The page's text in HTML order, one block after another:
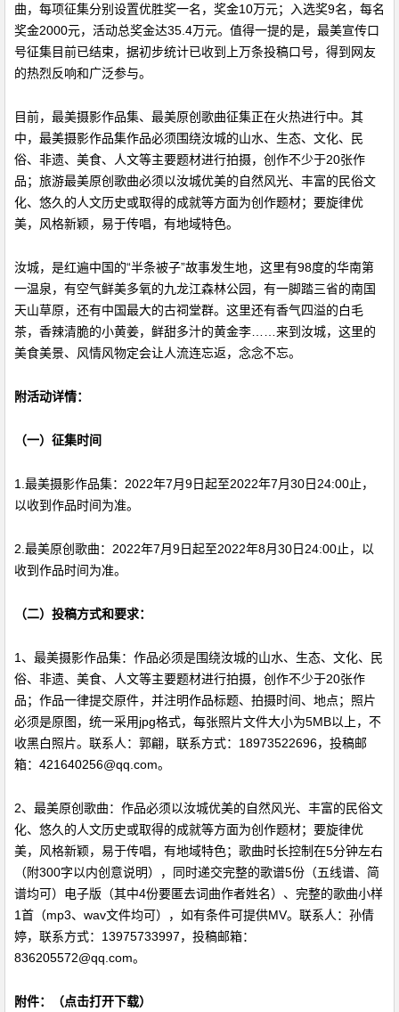
曲，每项征集分别设置优胜奖一名，奖金10万元；入选奖9名，每名
奖金2000元，活动总奖金达35.4万元。值得一提的是，最美宣传口
号征集目前已结束，据初步统计已收到上万条投稿口号，得到网友
的热烈反响和广泛参与。
目前，最美摄影作品集、最美原创歌曲征集正在火热进行中。其
中，最美摄影作品集作品必须围绕汝城的山水、生态、文化、民
俗、非遗、美食、人文等主要题材进行拍摄，创作不少于20张作
品；旅游最美原创歌曲必须以汝城优美的自然风光、丰富的民俗文
化、悠久的人文历史或取得的成就等方面为创作题材；要旋律优
美，风格新颖，易于传唱，有地域特色。
汝城，是红遍中国的“半条被子”故事发生地，这里有98度的华南第
一温泉，有空气鲜美多氧的九龙江森林公园，有一脚踏三省的南国
天山草原，还有中国最大的古祠堂群。这里还有香气四溢的白毛
茶，香辣清脆的小黄姜，鲜甜多汁的黄金李……来到汝城，这里的
美食美景、风情风物定会让人流连忘返，念念不忘。
附活动详情：
（一）征集时间
1.最美摄影作品集：2022年7月9日起至2022年7月30日24:00止，
以收到作品时间为准。
2.最美原创歌曲： 2022年7月9日起至2022年8月30日24:00止，以
收到作品时间为准。
（二）投稿方式和要求：
1、最美摄影作品集：作品必须是围绕汝城的山水、生态、文化、民
俗、非遗、美食、人文等主要题材进行拍摄，创作不少于20张作
品；作品一律提交原件，并注明作品标题、拍摄时间、地点；照片
必须是原图，统一采用jpg格式，每张照片文件大小为5MB以上，不
收黑白照片。联系人：郭翩，联系方式：18973522696，投稿邮
箱：421640256@qq.com。
2、最美原创歌曲：作品必须以汝城优美的自然风光、丰富的民俗文
化、悠久的人文历史或取得的成就等方面为创作题材；要旋律优
美，风格新颖，易于传唱，有地域特色；歌曲时长控制在5分钟左右
（附300字以内创意说明），同时递交完整的歌谱5份（五线谱、简
谱均可）电子版（其中4份要匿去词曲作者姓名）、完整的歌曲小样
1首（mp3、wav文件均可），如有条件可提供MV。联系人：孙倩
婷，联系方式：13975733997，投稿邮箱：
836205572@qq.com。
附件：（点击打开下载）